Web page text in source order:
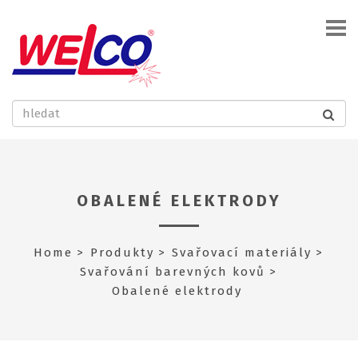
OBALENÉ ELEKTRODY
Home Produkty
Svařovací materiály
Svařování barevných kovů
Obalené elektrody